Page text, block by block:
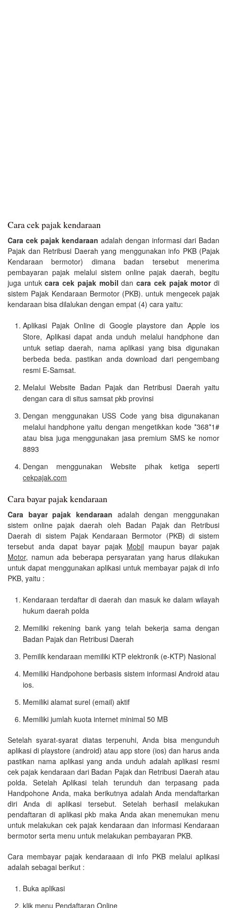
Cara cek pajak kendaraan
Cara cek pajak kendaraan adalah dengan informasi dari Badan
Pajak dan Retribusi Daerah yang menggunakan info PKB (Pajak
Kendaraan bermotor) dimana badan tersebut menerima
pembayaran pajak melalui sistem online pajak daerah, begitu
juga untukcara cek pajak mobil dancara cek pajak motordi
sistem Pajak Kendaraan Bermotor (PKB). untuk mengecek pajak
kendaraan bisa dilalukan dengan empat (4) cara yaitu:
Aplikasi Pajak Online di Google playstore dan Apple ios
Store, Aplikasi dapat anda unduh melalui handphone dan
untuk setiap daerah, nama aplikasi yang bisa digunakan
berbeda beda. pastikan anda download dari pengembang
resmi E-Samsat.
Melalui Website Badan Pajak dan Retribusi Daerah yaitu
dengan cara di situs samsat pkb provinsi
Dengan menggunakan USS Code yang bisa digunakanan
melalui handphone yaitu dengan mengetikkan kode *368*1#
atau bisa juga menggunakan jasa premium SMS ke nomor
8893
Dengan menggunakan Website pihak ketiga seperti
cekpajak.com
Cara bayar pajak kendaraan
Cara bayar pajak kendaraan adalah dengan menggunakan
sistem online pajak daerah oleh Badan Pajak dan Retribusi
Daerah di sistem Pajak Kendaraan Bermotor (PKB) di sistem
tersebut anda dapat bayar pajak Mobil maupun bayar pajak
Motor, namun ada beberapa persyaratan yang harus dilakukan
untuk dapat menggunakan aplikasi untuk membayar pajak di info
PKB, yaitu :
Kendaraan terdaftar di daerah dan masuk ke dalam wilayah
hukum daerah polda
Memiliki rekening bank yang telah bekerja sama dengan
Badan Pajak dan Retribusi Daerah
Pemilik kendaraan memiliki KTP elektronik (e-KTP) Nasional
Memiliki Handpohone berbasis sistem informasi Android atau
ios.
Memiliki alamat surel (email) aktif
Memiliki jumlah kuota internet minimal 50 MB
Setelah syarat-syarat diatas terpenuhi, Anda bisa mengunduh
aplikasi di playstore (android) atau app store (ios) dan harus anda
pastikan nama aplikasi yang anda unduh adalah aplikasi resmi
cek pajak kendaraan dari Badan Pajak dan Retribusi Daerah atau
polda. Setelah Aplikasi telah terunduh dan terpasang pada
Handpohone Anda, maka berikutnya adalah Anda mendaftarkan
diri Anda di aplikasi tersebut. Setelah berhasil melakukan
pendaftaran di aplikasi pkb maka Anda akan menemukan menu
untuk melakukan cek pajak kendaraan dan informasi Kendaraan
bermotor serta menu untuk melakukan pembayaran PKB.
Cara membayar pajak kendaraaan di info PKB melalui aplikasi
adalah sebagai berikut :
Buka aplikasi
klik menu Pendaftaran Online